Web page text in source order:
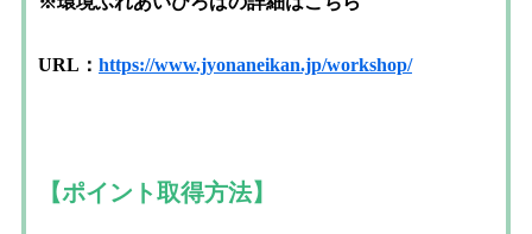
URL： https://www.jyonaneikan.jp/workshop/
【ポイント取得方法】